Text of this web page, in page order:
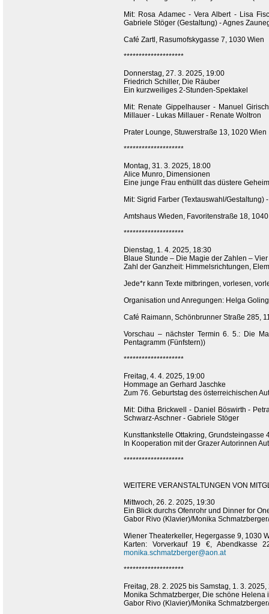
Mit: Rosa Adamec - Vera Albert - Lisa
Gabriele Stöger (Gestaltung) - Agnes
Café Zartl, Rasumofskygasse 7, 1030 Wien
********************
Donnerstag, 27. 3. 2025, 19:00
Friedrich Schiller, Die Räuber
Ein kurzweiliges 2-Stunden-Spektakel
Mit: Renate Gippelhauser - Manuel
Millauer - Lukas Millauer - Renate Woltron
Prater Lounge, Stuwerstraße 13, 1020 Wien
********************
Montag, 31. 3. 2025, 18:00
Alice Munro, Dimensionen
Eine junge Frau enthüllt das düstere
Mit: Sigrid Farber (Textauswahl/
Amtshaus Wieden, Favoritenstraße 18,
********************
Dienstag, 1. 4. 2025, 18:30
Blaue Stunde – Die Magie der Zahlen – Vier
Zahl der Ganzheit: Himmelsrichtungen,
Jede*r kann Texte mitbringen, vorlesen,
Organisation und Anregungen: Helga
Café Raimann, Schönbrunner Straße 285,
Vorschau – nächster Termin 6. 5.: Die
Pentagramm (Fünfstern))
********************
Freitag, 4. 4. 2025, 19:00
Hommage an Gerhard Jaschke
Zum 76. Geburtstag des österreichischen
Mit: Ditha Brickwell - Daniel Böswirth -
Schwarz-Aschner - Gabriele Stöger
Kunsttankstelle Ottakring, Grundsteingasse
In Kooperation mit der Grazer Autorinnen
********************
WEITERE VERANSTALTUNGEN VON
Mittwoch, 26. 2. 2025, 19:30
Ein Blick durchs Ofenrohr und Dinner for
Gabor Rivo (Klavier)/Monika
Wiener Theaterkeller, Hegergasse 9, 1030
Karten: Vorverkauf 19 €,
monika.schmatzberger@aon.at
********************
Freitag, 28. 2. 2025 bis Samstag, 1. 3. 2025,
Monika Schmatzberger, Die schöne
Gabor Rivo (Klavier)/Monika